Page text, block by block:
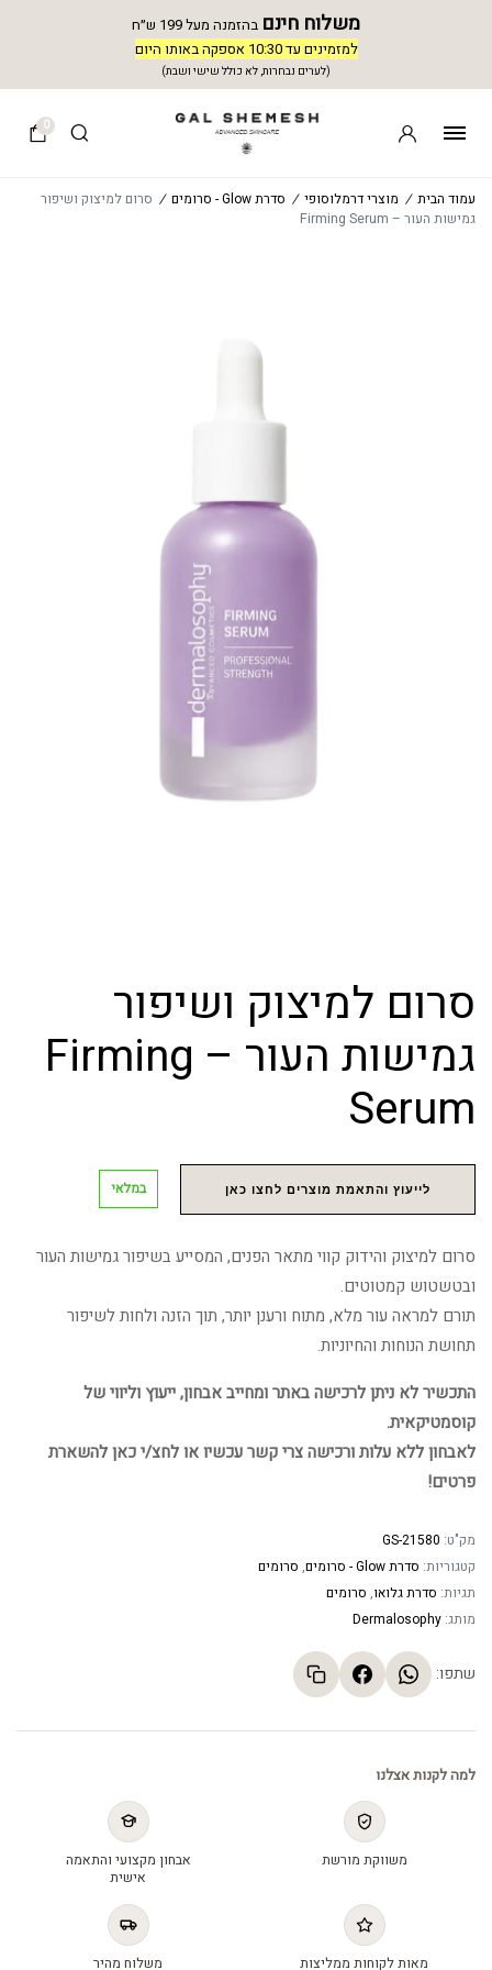
משלוח חינם בהזמנה מעל 199 ש״ח
למזמינים עד 10:30 אספקה באותו היום
(לערים נבחרות, לא כולל שישי ושבת)
0
עמוד הבית / מוצרי דרמלוסופי / סדרת Glow - סרומים / סרום למיצוק ושיפור
גמישות העור – Firming Serum
סרום למיצוק ושיפור
גמישות העור – Firming
Serum
לייעוץ והתאמת מוצרים לחצו כאן במלאי
סרום למיצוק והידוק קווי מתאר הפנים, המסייע בשיפור גמישות העור
ובטשטוש קמטוטים.
תורם למראה עור מלא, מתוח ורענן יותר, תוך הזנה ולחות לשיפור
תחושת הנוחות והחיוניות.
התכשיר לא ניתן לרכישה באתר ומחייב אבחון, ייעוץ וליווי של
קוסמטיקאית.
לאבחון ללא עלות ורכישה צרי קשר עכשיו או לחצ/י כאן להשארת
פרטים!
מק"ט: GS-21580
קטגוריות: סדרת Glow - סרומים , סרומים
תגיות: סדרת גלואו, סרומים
מותג: Dermalosophy
שתפו:
למה לקנות אצלנו
משווקת מורשת
אבחון מקצועי והתאמה
אישית
מאות לקוחות ממליצות משלוח מהיר